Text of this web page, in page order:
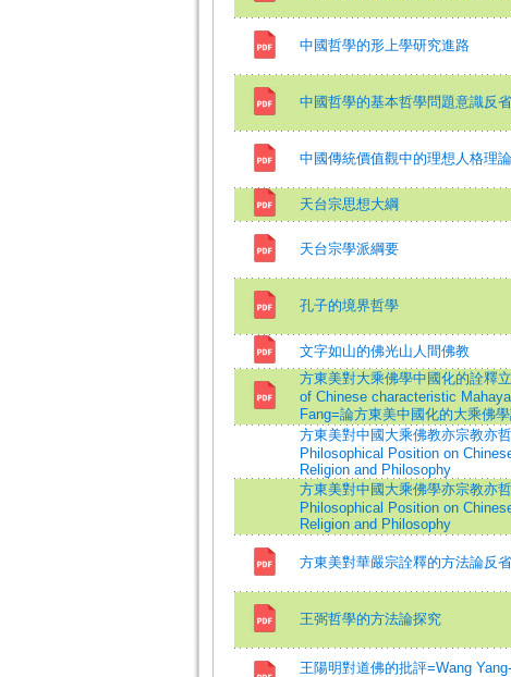
中國哲學的形上學研究進路
中國哲學的基本哲學問題意識反省
中國傳統價值觀中的理想人格理論
天台宗思想大綱
天台宗學派綱要
孔子的境界哲學
文字如山的佛光山人間佛教
方東美對大乘佛學中國化的詮釋
of Chinese characteristic
Fang=論方東美中國化的大乘佛
方東美對中國大乘佛教亦宗教亦
Philosophical Position on
Religion and Philosophy
方東美對中國大乘佛學亦宗教亦
Philosophical Position on
Religion and Philosophy
方東美對華嚴宗詮釋的方法論反省
王弼哲學的方法論探究
王陽明對道佛的批評=Wang